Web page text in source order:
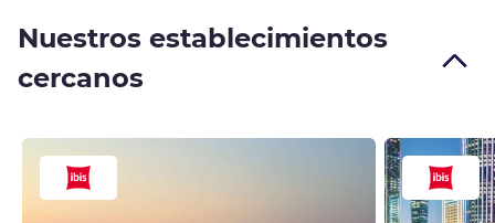
Nuestros establecimientos
cercanos